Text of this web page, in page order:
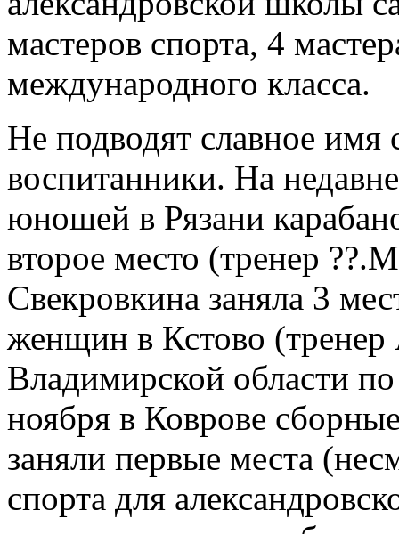
мастеров спорта, 4
международного класса.
Не подводят славное
воспитанники. На
юношей в Рязани
второе место (тренер
Свекровкина заняла 3
женщин в Кстово
Владимирской области
ноября в Коврове
заняли первые места
спорта для